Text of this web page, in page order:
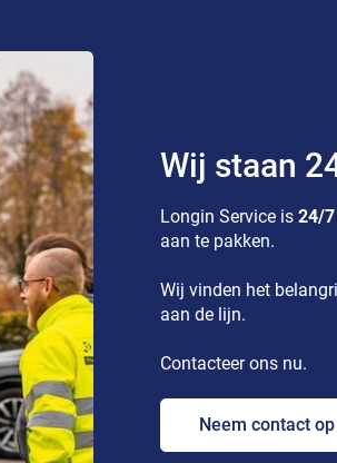
Wij staan
Longin Service is24/
aan te pakken.
Wij vinden het
aan de lijn.
Contacteer ons nu.
Neem contact op